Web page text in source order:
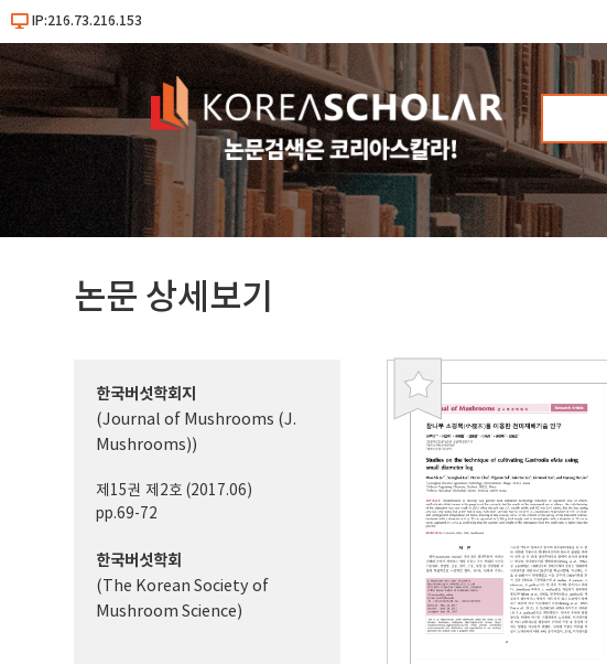
IP:216.73.216.153
논문 상세보기
북
마
크
한국버섯학회지
(Journal of Mushrooms (J.
Mushrooms))
제15권 제2호 (2017.06)
pp.69-72
한국버섯학회
(The Korean Society of
Mushroom Science)